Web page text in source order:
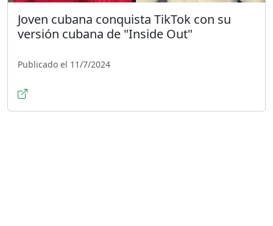
Joven cubana conquista TikTok con su
versión cubana de "Inside Out"
Publicado el 11/7/2024